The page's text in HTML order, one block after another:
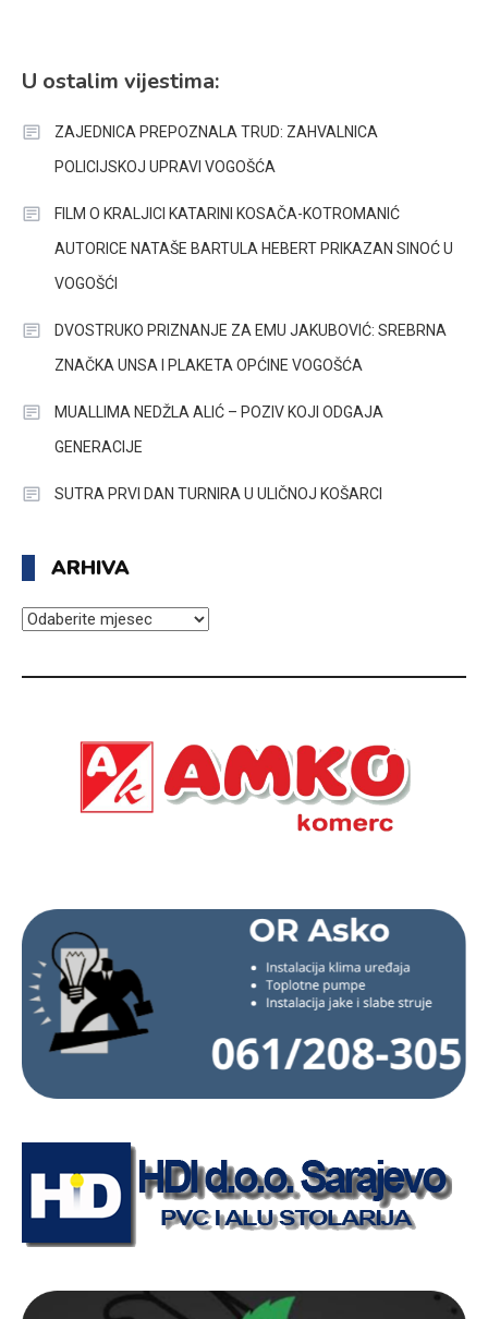
U ostalim vijestima:
ZAJEDNICA PREPOZNALA TRUD: ZAHVALNICA
POLICIJSKOJ UPRAVI VOGOŠĆA
FILM O KRALJICI KATARINI KOSAČA-KOTROMANIĆ
AUTORICE NATAŠE BARTULA HEBERT PRIKAZAN SINOĆ U
VOGOŠĆI
DVOSTRUKO PRIZNANJE ZA EMU JAKUBOVIĆ: SREBRNA
ZNAČKA UNSA I PLAKETA OPĆINE VOGOŠĆA
MUALLIMA NEDŽLA ALIĆ – POZIV KOJI ODGAJA
GENERACIJE
SUTRA PRVI DAN TURNIRA U ULIČNOJ KOŠARCI
ARHIVA
ARHIVA